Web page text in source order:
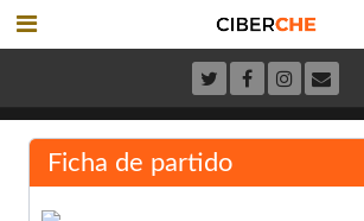
Ficha de partido